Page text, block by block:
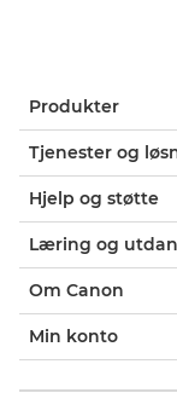
Produkter
Tjenester og
Hjelp og støtte
Læring og
Om Canon
Min konto